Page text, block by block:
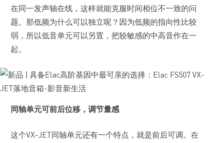
在同一发声轴在线，这样就能克服时间相位不一致的问
题。那低频为什么可以独立呢？因为低频的指向性比较
弱，所以低音单元可以另置，把较敏感的中高音作在一
起。
同轴单元可前后位移，调节量感
这个VX-JET同轴单元还有一个特点，就是前后可调。在